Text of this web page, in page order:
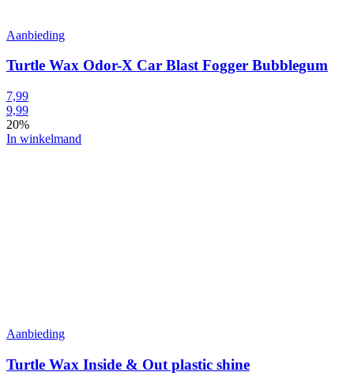
Aanbieding
Turtle Wax Odor-X Car Blast Fogger Bubblegum
7,99
9,99
20%
In winkelmand
Aanbieding
Turtle Wax Inside & Out plastic shine